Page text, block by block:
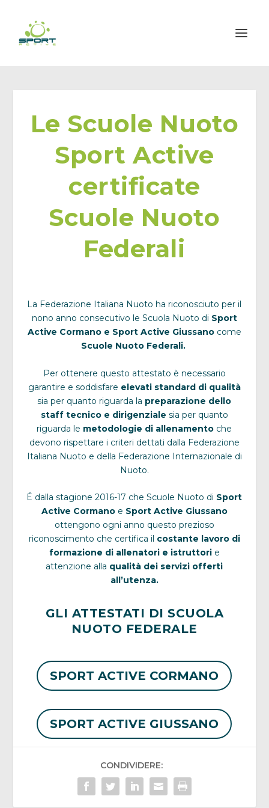
Le Scuole Nuoto
Sport Active
certificate
Scuole Nuoto
Federali
La Federazione Italiana Nuoto ha riconosciuto per il
nono anno consecutivo le Scuola Nuoto di Sport
Active Cormano e Sport Active Giussanocome
Scuole Nuoto Federali.
Per ottenere questo attestato è necessario
garantire e soddisfare elevati standard di qualità
sia per quanto riguarda la preparazione dello
staff tecnico e dirigenziale sia per quanto
riguarda le metodologie di allenamento che
devono rispettare i criteri dettati dalla Federazione
Italiana Nuoto e della Federazione Internazionale di
Nuoto.
É dalla stagione 2016-17 che Scuole Nuoto di Sport
Active Cormanoe Sport Active Giussano
ottengono ogni anno questo prezioso
riconoscimento che certifica il costante lavoro di
formazione di allenatori e istruttorie
attenzione alla qualità dei servizi offerti
all’utenza.
GLI ATTESTATI DI SCUOLA
NUOTO FEDERALE
SPORT ACTIVE CORMANO
SPORT ACTIVE GIUSSANO
CONDIVIDERE: